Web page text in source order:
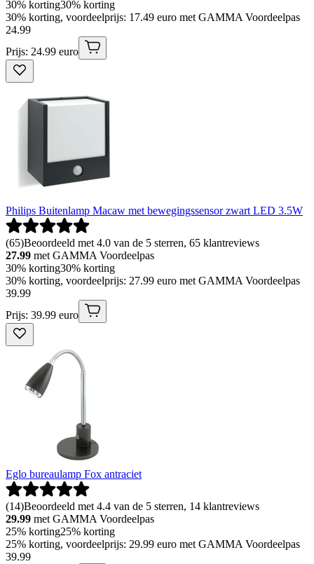
30% korting30% korting
30% korting, voordeelprijs: 17.49 euro met GAMMA Voordeelpas
24.99
Prijs: 24.99 euro
Philips Buitenlamp Macaw met bewegingssensor zwart LED 3.5W
(65)Beoordeeld met 4.0 van de 5 sterren, 65 klantreviews
27.99 met GAMMA Voordeelpas
30% korting30% korting
30% korting, voordeelprijs: 27.99 euro met GAMMA Voordeelpas
39.99
Prijs: 39.99 euro
Eglo bureaulamp Fox antraciet
(14)Beoordeeld met 4.4 van de 5 sterren, 14 klantreviews
29.99 met GAMMA Voordeelpas
25% korting25% korting
25% korting, voordeelprijs: 29.99 euro met GAMMA Voordeelpas
39.99